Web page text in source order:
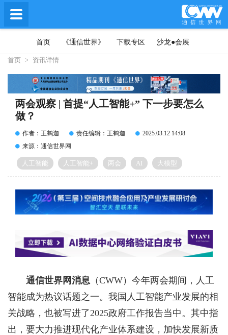
首页 《通信世界》 下载专区 沙龙●会展
首页 > 资讯详情
两会观察 | 首提“人工智能+” 下一步要怎么
做？
作者：王鹤迦 责任编辑：王鹤迦
2025.03.12 14:08
来源：通信世界网
人工智能 人工智能+ 两会 AI 大模型
通信世界网消息 （CWW） 今年两会期间，人工
智能成为热议话题之一。我国人工智能产业发展的相
关战略，也被写进了2025政府工作报告当中。其中指
出，要大力推进现代化产业体系建设，加快发展新质